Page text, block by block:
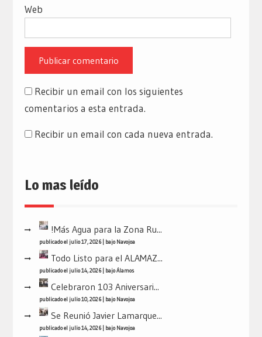
Web
Recibir un email con los siguientes
comentarios a esta entrada.
Recibir un email con cada nueva entrada.
Lo mas leído
!Más Agua para la Zona Ru...
publicado el julio 17, 2026| bajoNavojoa
Todo Listo para el ALAMAZ...
publicado el julio 14, 2026| bajoÁlamos
Celebraron 103 Aniversari...
publicado el julio 10, 2026| bajoNavojoa
Se Reunió Javier Lamarque...
publicado el julio 14, 2026| bajoNavojoa